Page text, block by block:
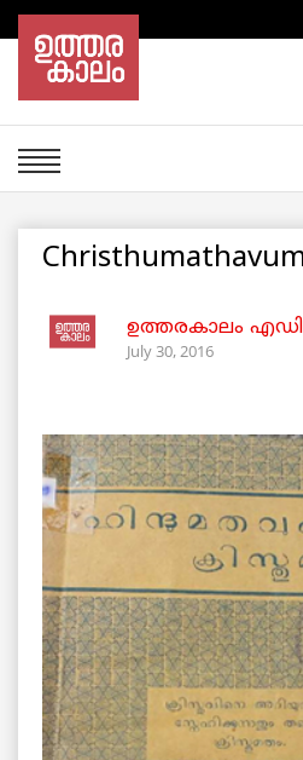
ഉത്തരകാലം
July 30, 2016